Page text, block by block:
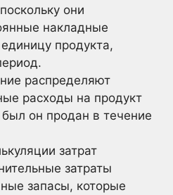
они
накладные
продукта,
распределяют
расходы на продукт
он продан в течение
затрат
затраты
запасы, которые